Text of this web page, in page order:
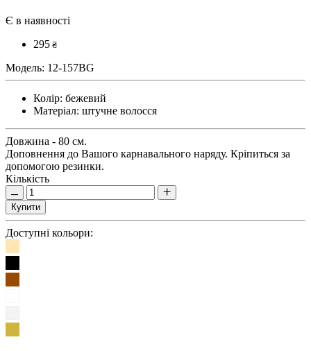
Є в наявності
295 ₴
Модель: 12-157BG
Колір: бежевий
Матеріал: штучне волосся
Довжина - 80 см.
Доповнення до Вашого карнавального наряду. Кріпиться за
допомогою резинки.
Кількість
Купити
Доступні кольори: